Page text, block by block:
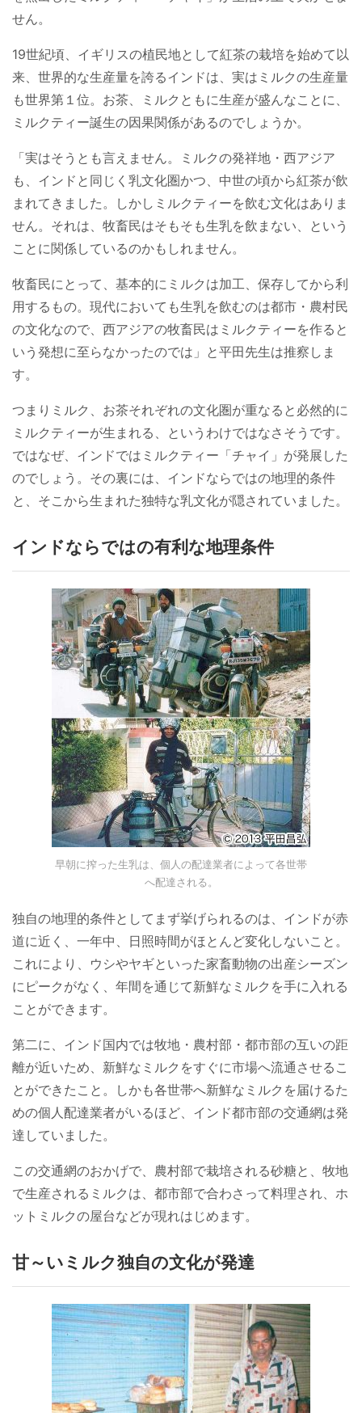
せん。
19世紀頃、イギリスの植民地として紅茶の栽培を始めて以
来、世界的な生産量を誇るインドは、実はミルクの生産量
も世界第１位。お茶、ミルクともに生産が盛んなことに、
ミルクティー誕生の因果関係があるのでしょうか。
「実はそうとも言えません。ミルクの発祥地・西アジア
も、インドと同じく乳文化圏かつ、中世の頃から紅茶が飲
まれてきました。しかしミルクティーを飲む文化はありま
せん。それは、牧畜民はそもそも生乳を飲まない、という
ことに関係しているのかもしれません。
牧畜民にとって、基本的にミルクは加工、保存してから利
用するもの。現代においても生乳を飲むのは都市・農村民
の文化なので、西アジアの牧畜民はミルクティーを作ると
いう発想に至らなかったのでは」と平田先生は推察しま
す。
つまりミルク、お茶それぞれの文化圏が重なると必然的に
ミルクティーが生まれる、というわけではなさそうです。
ではなぜ、インドではミルクティー「チャイ」が発展した
のでしょう。その裏には、インドならではの地理的条件
と、そこから生まれた独特な乳文化が隠されていました。
インドならではの有利な地理条件
早朝に搾った生乳は、個人の配達業者によって各世帯
へ配達される。
独自の地理的条件としてまず挙げられるのは、インドが赤
道に近く、一年中、日照時間がほとんど変化しないこと。
これにより、ウシやヤギといった家畜動物の出産シーズン
にピークがなく、年間を通じて新鮮なミルクを手に入れる
ことができます。
第二に、インド国内では牧地・農村部・都市部の互いの距
離が近いため、新鮮なミルクをすぐに市場へ流通させるこ
とができたこと。しかも各世帯へ新鮮なミルクを届けるた
めの個人配達業者がいるほど、インド都市部の交通網は発
達していました。
この交通網のおかげで、農村部で栽培される砂糖と、牧地
で生産されるミルクは、都市部で合わさって料理され、ホ
ットミルクの屋台などが現れはじめます。
甘～いミルク独自の文化が発達